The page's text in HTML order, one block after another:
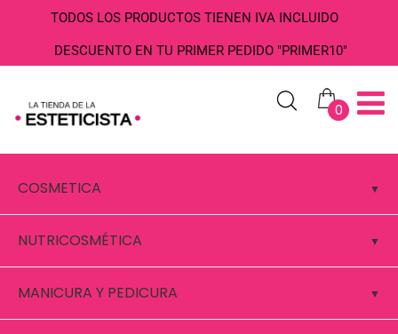
TODOS LOS PRODUCTOS TIENEN IVA INCLUIDO
DESCUENTO EN TU PRIMER PEDIDO "PRIMER10"
0
COSMETICA
NUTRICOSMÉTICA
MANICURA Y PEDICURA